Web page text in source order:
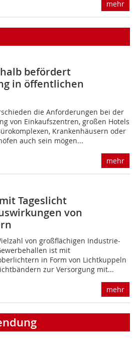
mehr
befördert
in öffentlichen
die Anforderungen bei der
von Einkaufszentren, großen Hotels
Krankenhäusern oder
auch sein mögen...
mehr
Tageslicht
von
von großflächigen Industrie-
ist mit
in Form von Lichtkuppeln
zur Versorgung mit...
mehr